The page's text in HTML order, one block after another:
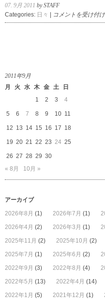
07. 9月 2011 by STAFF
Categories: 日々
大
阪
コメントを受け付
2011年9月
月
火 水 木 金 土
日
1
2 3 4
5 6 7 8 9 10 11
12 13 14 15 16 17 18
19 20 21 22 23 24 25
26 27 28 29 30
« 8月
10月 »
アーカイブ
2026年8月 (1) 2026年7月 (1)
2026年4月 (2) 2026年3月 (1)
2025年11月 (2) 2025年10月 (2)
2025年7月 (1) 2025年6月 (2)
2022年9月 (3) 2022年8月 (4)
2022年5月 (13) 2022年4月 (14)
2022年1月 (5) 2021年12月 (1)